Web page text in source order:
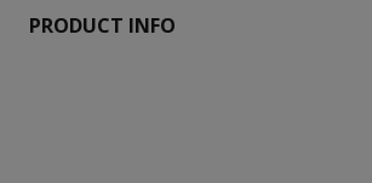
PRODUCT INFO